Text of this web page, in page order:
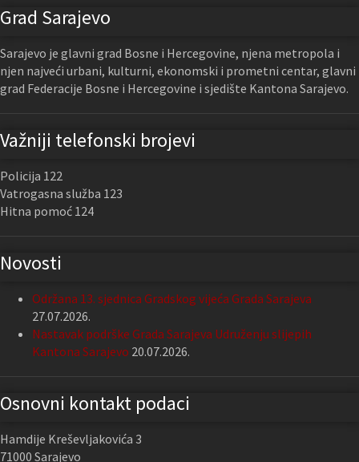
Grad Sarajevo
Sarajevo je glavni grad Bosne i Hercegovine, njena metropola i
njen najveći urbani, kulturni, ekonomski i prometni centar, glavni
grad Federacije Bosne i Hercegovine i sjedište Kantona Sarajevo.
Važniji telefonski brojevi
Policija 122
Vatrogasna služba 123
Hitna pomoć 124
Novosti
Održana 13. sjednica Gradskog vijeća Grada Sarajeva
27.07.2026.
Nastavak podrške Grada Sarajeva Udruženju slijepih
Kantona Sarajevo 20.07.2026.
Osnovni kontakt podaci
Hamdije Kreševljakovića 3
71000 Sarajevo